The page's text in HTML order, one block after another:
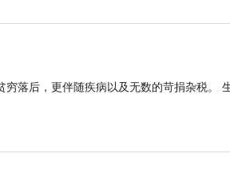
穷落后，更伴随疾病以及无数的苛捐杂税。